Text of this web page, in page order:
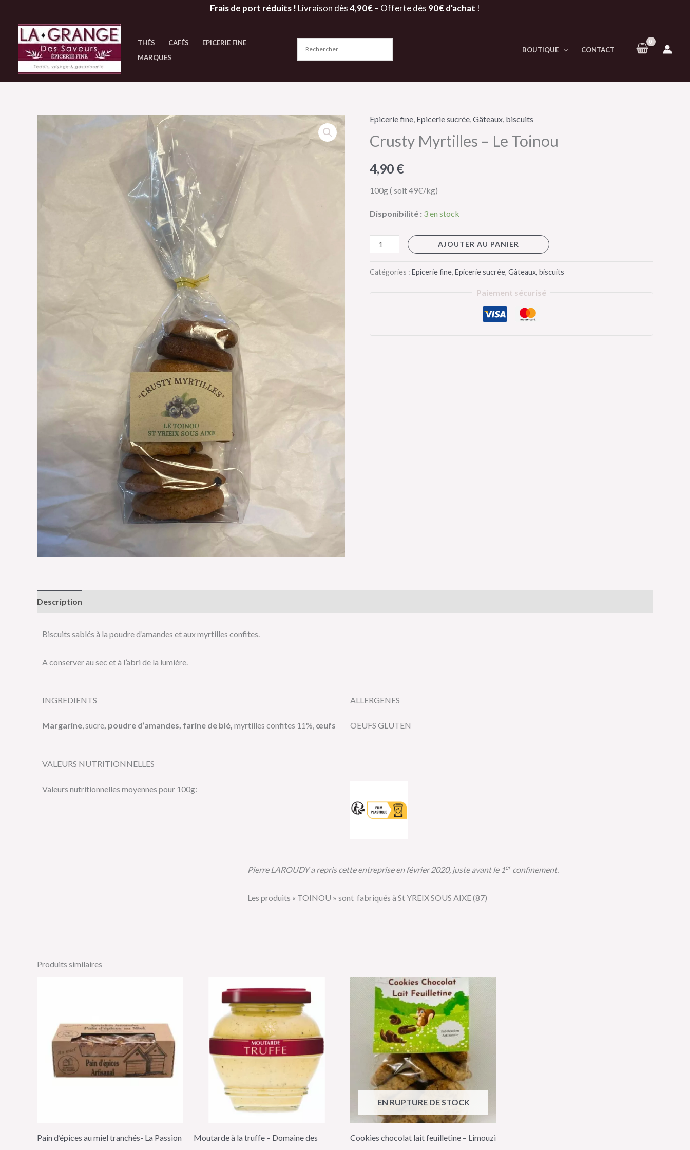
contenu
Frais de port réduits ! Livraison dès4,90€– Offerte dès 90€ d'achat !
THÉS CAFÉS
EPICERIE FINE
MARQUES
BOUTIQUE CONTACT
Epicerie fine, Epicerie sucrée,Gâteaux, biscuits
Crusty Myrtilles – Le Toinou
4,90 €
100g ( soit 49€/kg)
Disponibilité : 3 en stock
quantité
de
Myrtilles
Le
Toinou
AJOUTER AU PANIER
Catégories : Epicerie fine, Epicerie sucrée, Gâteaux, biscuits
Paiement sécurisé
Description
Biscuits sablés à la poudre d’amandes et aux myrtilles confites.
A conserver au sec et à l’abri de la lumière.
INGREDIENTS
Margarine, sucre, poudre d’amandes, farine de blé, myrtilles confites 11%, œufs
ALLERGENES
OEUFS GLUTEN
VALEURS NUTRITIONNELLES
Valeurs nutritionnelles moyennes pour 100g:
Pierre LAROUDY a repris cette entreprise en février 2020, juste avant le 1erconfinement.
Les produits « TOINOU » sont fabriqués à St YREIX SOUS AIXE (87)
Produits similaires
Pain d’épices au miel tranchés- La Passion
Moutarde à la truffe – Domaine des
EN RUPTURE DE STOCK
Cookies chocolat lait feuilletine – Limouzi